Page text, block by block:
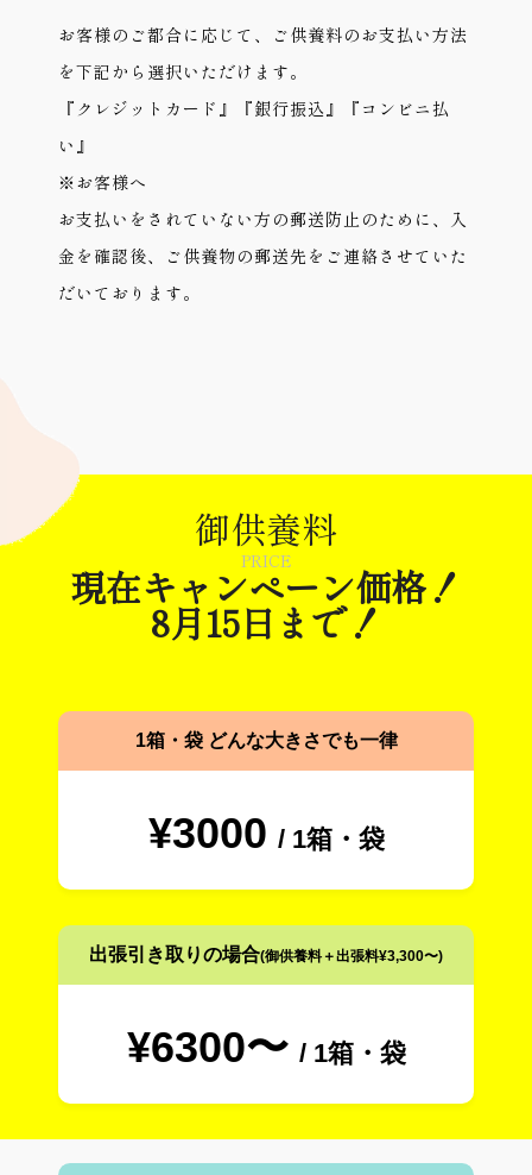
お客様のご都合に応じて、ご供養料のお支払い方法
を下記から選択いただけます。
『クレジットカード』『銀行振込』『コンビニ払
い』
※お客様へ
お支払いをされていない方の郵送防止のために、入
金を確認後、ご供養物の郵送先をご連絡させていた
だいております。
御供養料
PRICE
現在キャンペーン価格！
8月15日まで！
1箱・袋 どんな大きさでも一律
¥3000 / 1箱・袋
出張引き取りの場合(御供養料＋出張料¥3,300〜)
¥6300〜 / 1箱・袋